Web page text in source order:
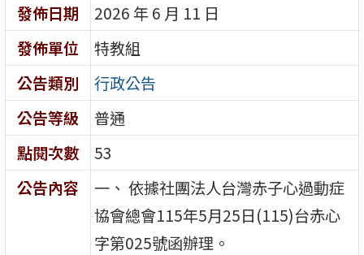
發佈日期
2026 年 6 月 11 日
發佈單位
特教組
公告類別
行政公告
公告等級
普通
點閱次數
53
公告內容
一、 依據社團法人台灣赤子心過動症
協會總會115年5月25日(115)台赤心
字第025號函辦理。